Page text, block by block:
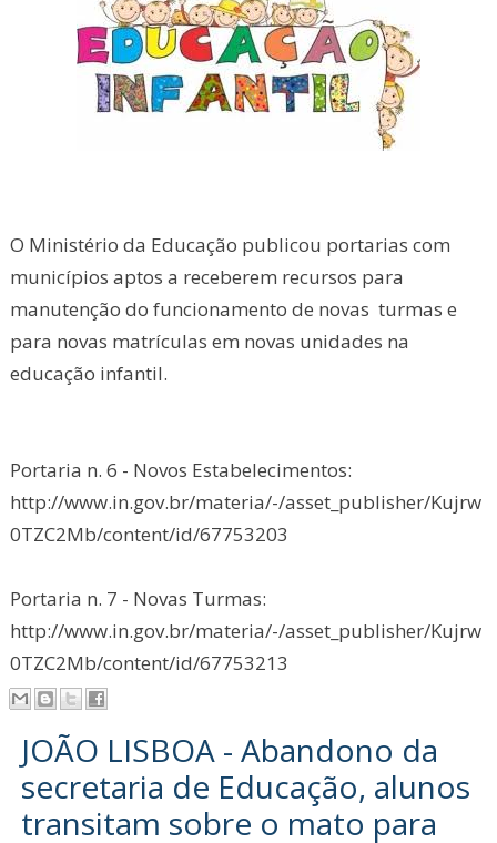
O Ministério da Educação publicou portarias com
municípios aptos a receberem recursos para
manutenção do funcionamento de novas turmas e
para novas matrículas em novas unidades na
educação infantil.
Portaria n. 6 - Novos Estabelecimentos:
http://www.in.gov.br/materia/-/asset_publisher/Kujrw
0TZC2Mb/content/id/67753203
Portaria n. 7 - Novas Turmas:
http://www.in.gov.br/materia/-/asset_publisher/Kujrw
0TZC2Mb/content/id/67753213
JOÃO LISBOA - Abandono da
secretaria de Educação, alunos
transitam sobre o mato para